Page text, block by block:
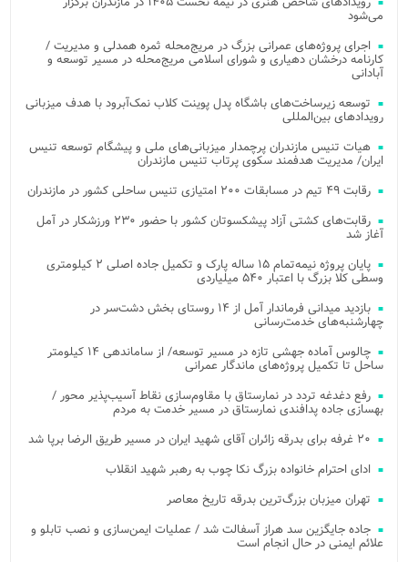
می‌شود
اجرای پروژه‌های عمرانی بزرگ در مریج‌محله ثمره همدلی و مدیریت /
کارنامه درخشان دهیاری و شورای اسلامی مریج‌محله در مسیر توسعه و
آبادانی
توسعه زیرساخت‌های باشگاه پدل پوینت کلاب نمک‌آبرود با هدف میزبانی
رویدادهای بین‌المللی
هیات تنیس مازندران پرچمدار میزبانی‌های ملی و پیشگام توسعه تنیس
ایران/ مدیریت هدفمند سکوی پرتاب تنیس مازندران
رقابت ۴۹ تیم در مسابقات ۲۰۰ امتیازی تنیس ساحلی کشور در مازندران
رقابت‌های کشتی آزاد پیشکسوتان کشور با حضور ۲۳۰ ورزشکار در آمل
آغاز شد
پایان پروژه نیمه‌تمام ۱۵ ساله پارک و تکمیل جاده اصلی ۲ کیلومتری
وسطی کلا بزرگ با اعتبار ۵۴۰ میلیاردی
بازدید میدانی فرماندار آمل از ۱۴ روستای بخش دشت‌سر در
چهارشنبه‌های خدمت‌رسانی
چالوس آماده جهشی تازه در مسیر توسعه/ از ساماندهی ۱۴ کیلومتر
ساحل تا تکمیل پروژه‌های ماندگار عمرانی
رفع دغدغه تردد در نمارستاق با مقاوم‌سازی نقاط آسیب‌پذیر محور /
بهسازی جاده پدافندی نمارستاق در مسیر خدمت به مردم
۲۰ غرفه برای بدرقه زائران آقای شهید ایران در مسیر طریق الرضا برپا شد
ادای احترام خانواده بزرگ نکا چوب به رهبر شهید انقلاب
تهران میزبان بزرگ‌ترین بدرقه تاریخ معاصر
جاده جایگزین سد هراز آسفالت شد / عملیات ایمن‌سازی و نصب تابلو و
علائم ایمنی در حال انجام است